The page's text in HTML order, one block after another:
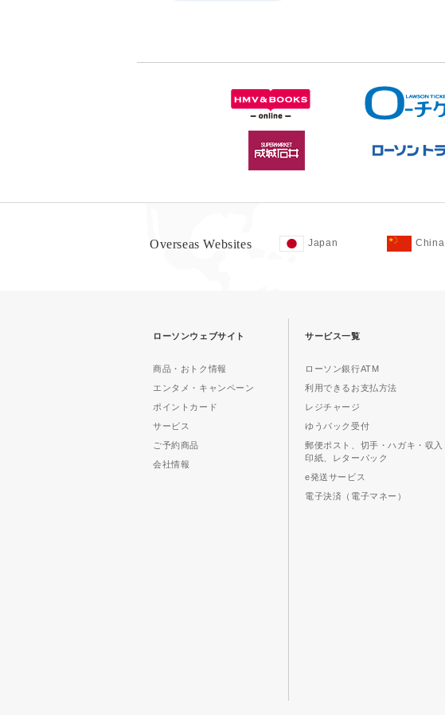
Overseas Websites Japan China
ローソンウェブサイト
商品・おトク情報
エンタメ・キャンペーン
ポイントカード
サービス
ご予約商品
会社情報
サービス一覧
ローソン銀行ATM
利用できるお支払方法
レジチャージ
ゆうパック受付
郵便ポスト、切手・ハガキ・収入
印紙、レターパック
e発送サービス
電子決済（電子マネー）